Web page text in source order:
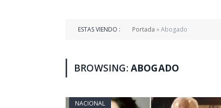
ESTAS VIENDO : Portada »Abogado
BROWSING:ABOGADO
NACIONAL